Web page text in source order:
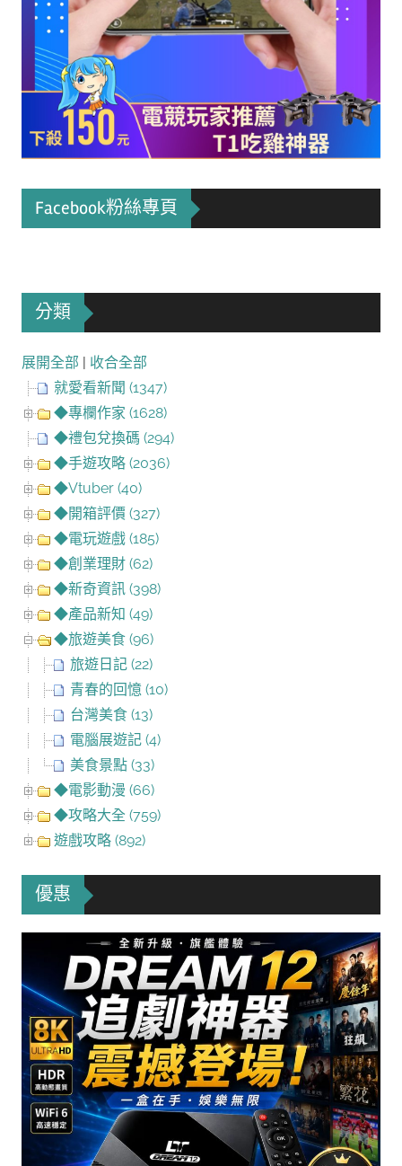
Facebook粉絲專頁
分類
展開全部 | 收合全部
就愛看新聞 (1347)
◆專欄作家 (1628)
◆禮包兌換碼 (294)
◆手遊攻略 (2036)
◆Vtuber (40)
◆開箱評價 (327)
◆電玩遊戲 (185)
◆創業理財 (62)
◆新奇資訊 (398)
◆產品新知 (49)
◆旅遊美食 (96)
旅遊日記 (22)
青春的回憶 (10)
台灣美食 (13)
電腦展遊記 (4)
美食景點 (33)
◆電影動漫 (66)
◆攻略大全 (759)
遊戲攻略 (892)
優惠